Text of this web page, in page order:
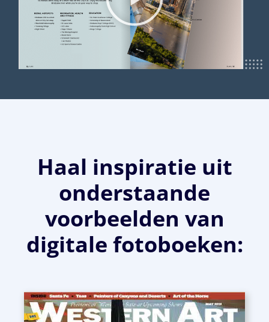
Haal inspiratie uit
onderstaande
voorbeelden van
digitale fotoboeken: